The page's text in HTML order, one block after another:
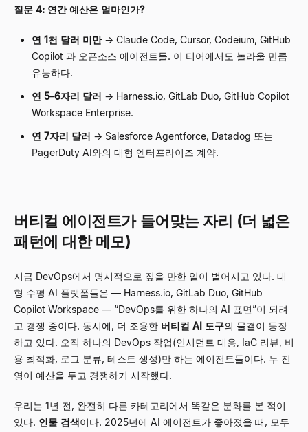
질문 4: 연간 예산은 얼마인가?
연 1천 달러 미만 → Claude Code, Cursor, Codeium, GitHub
Copilot 과 오픈소스 에이전트들. 이 티어에서도 놀라울 만큼
유능하다.
연 5–6자리 달러 → Harness.io, GitLab Duo, GitHub Copilot
Workspace Enterprise.
연 7자리 달러 → Salesforce Agentforce, Datadog 또는
PagerDuty AI와의 대형 엔터프라이즈 계약.
버티컬 에이전트가 들어맞는 자리 (더 넓은
패턴에 대한 메모)
지금 DevOps에서 명시적으로 짚을 만한 일이 벌어지고 있다. 대
형 수평 AI 플랫폼들은 — Harness.io, GitLab Duo, GitHub
Copilot Workspace — “DevOps를 위한 하나의 AI 표면”이 되려
고 경쟁 중이다. 동시에, 더 조용한 버티컬 AI 도구의 물결이 등장
하고 있다. 오직 하나의 DevOps 작업(인시던트 대응, IaC 리뷰, 비
용 최적화, 로그 분류, 테스트 생성)만 하는 에이전트들이다. 두 진
영이 예산을 두고 경쟁하기 시작했다.
우리는 1년 전, 완전히 다른 카테고리에서 똑같은 분화를 본 적이
있다. 인물 검색이다. 2025년에 AI 에이전트가 좋아졌을 때, 모두